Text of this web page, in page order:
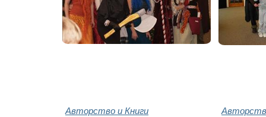
Авторство и Книги